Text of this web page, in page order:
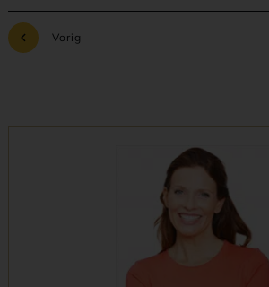
Vorig